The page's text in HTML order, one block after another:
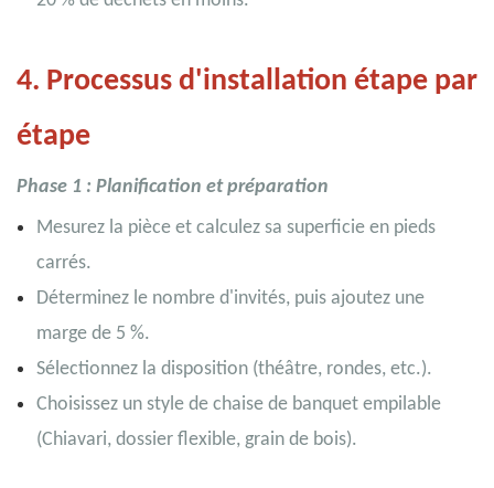
4. Processus d'installation étape par
étape
Phase 1 : Planification et préparation
Mesurez la pièce et calculez sa superficie en pieds
carrés.
Déterminez le nombre d'invités, puis ajoutez une
marge de 5 %.
Sélectionnez la disposition (théâtre, rondes, etc.).
Choisissez un style de chaise de banquet empilable
(Chiavari, dossier flexible, grain de bois).